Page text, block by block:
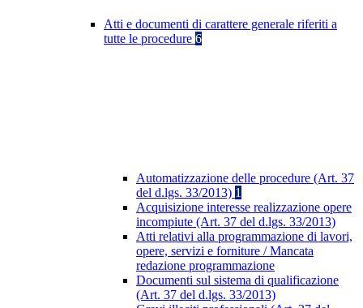
Atti e documenti di carattere generale riferiti a
tutte le procedure 6
Automatizzazione delle procedure (Art. 37
del d.lgs. 33/2013) 1
Acquisizione interesse realizzazione opere
incompiute (Art. 37 del d.lgs. 33/2013)
Atti relativi alla programmazione di lavori,
opere, servizi e forniture / Mancata
redazione programmazione
Documenti sul sistema di qualificazione
(Art. 37 del d.lgs. 33/2013)